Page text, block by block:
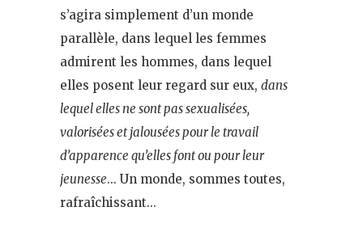
s’agira simplement d’un monde
parallèle, dans lequel les femmes
admirent les hommes, dans lequel
elles posent leur regard sur eux, dans
lequel elles ne sont pas sexualisées,
valorisées et jalousées pour le travail
d’apparence qu’elles font ou pour leur
jeunesse… Un monde, sommes toutes,
rafraîchissant…